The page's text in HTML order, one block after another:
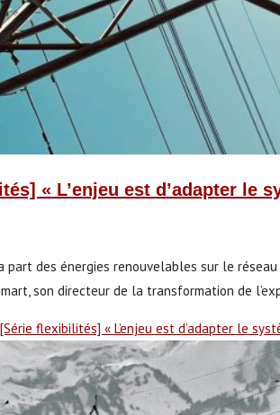
« L’enjeu est d’adapter le
part des énergies renouvelables sur le
son directeur de la transformation de
[Série flexibilités] « L’enjeu est d’adapter le